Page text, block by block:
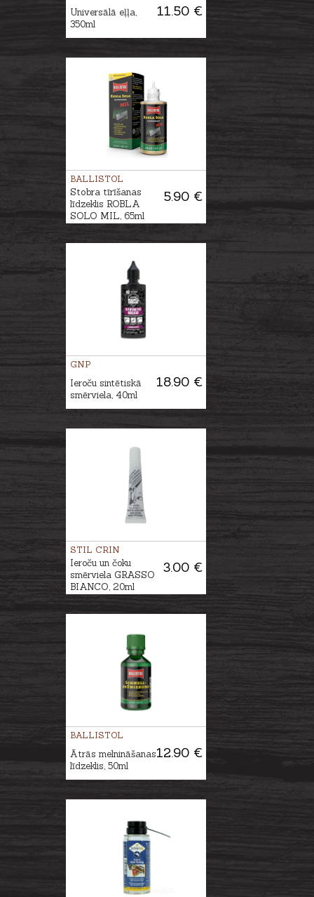
11.50 €
Universālā eļļa,
350ml
BALLISTOL
5.90 €
Stobra tīrīšanas
līdzeklis ROBLA
SOLO MIL, 65ml
GNP
18.90 €
Ieroču sintētiskā
smērviela, 40ml
STIL CRIN
3.00 €
Ieroču un čoku
smērviela GRASSO
BIANCO, 20ml
BALLISTOL
12.90 €
Ātrās melnināšanas
līdzeklis, 50ml